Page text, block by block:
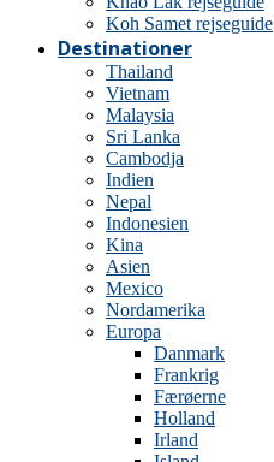
Koh Samet rejseguide
Destinationer
Thailand
Vietnam
Malaysia
Sri Lanka
Cambodja
Indien
Nepal
Indonesien
Kina
Asien
Mexico
Nordamerika
Europa
Danmark
Frankrig
Færøerne
Holland
Irland